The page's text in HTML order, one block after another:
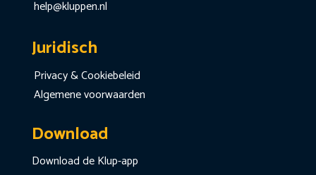
help@kluppen.nl
Juridisch
Privacy & Cookiebeleid
Algemene voorwaarden
Download
Download de Klup-app